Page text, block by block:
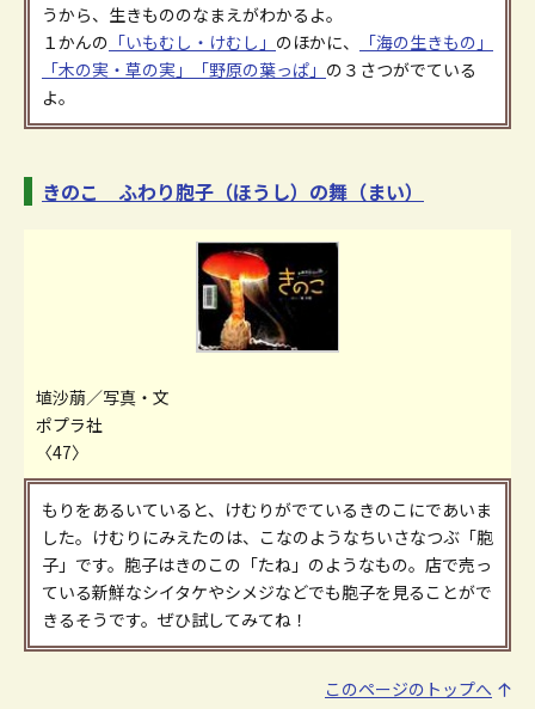
うから、生きもののなまえがわかるよ。
１かんの 「いもむし・けむし」 のほかに、
「海の生きもの」
「木の実・草の実」
「野原の葉っぱ」 の３さつがでている
よ。
きのこ ふわり胞子（ほうし）の舞（まい）
埴沙萠／写真・文
ポプラ社
〈47〉
もりをあるいていると、けむりがでているきのこにであいま
した。けむりにみえたのは、こなのようなちいさなつぶ「胞
子」です。胞子はきのこの「たね」のようなもの。店で売っ
ている新鮮なシイタケやシメジなどでも胞子を見ることがで
きるそうです。ぜひ試してみてね！
このページのトップへ